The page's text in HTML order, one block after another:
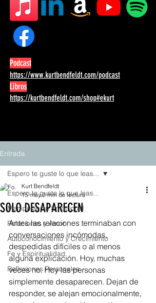
Podcast
https://www.kurtbendfeldt.com/podcast
Libros
https://kurtbendfeldt.com/shop#ekurt
Entrada
Espero te guste lo que leas...
Manipulación Emocional
Relaciones y Amor
Autoconocimiento y Crecimiento
Fe y Espiritualidad
Reflexiones Personales
Espero te guste lo que leas...
SOLO DESAPARECEN
Kurt Bendfeldt
15 may 2 min de lectura
Antes las relaciones terminaban con
conversaciones incómodas,
despedidas difíciles o al menos
alguna explicación. Hoy, muchas
veces no. Hoy las personas
simplemente desaparecen. Dejan de
responder, se alejan emocionalmente,